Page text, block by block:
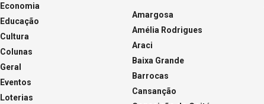
Economia
Educação
Cultura
Colunas
Geral
Eventos
Loterias
Amargosa
Amélia Rodrigues
Araci
Baixa Grande
Barrocas
Cansanção